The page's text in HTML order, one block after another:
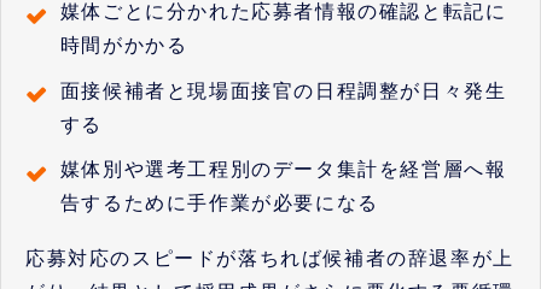
媒体ごとに分かれた応募者情報の確認と転記に
時間がかかる
面接候補者と現場面接官の日程調整が日々発生
する
媒体別や選考工程別のデータ集計を経営層へ報
告するために手作業が必要になる
応募対応のスピードが落ちれば候補者の辞退率が上